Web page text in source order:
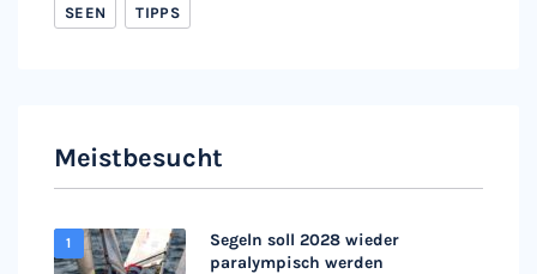
SEEN TIPPS
Meistbesucht
Segeln soll 2028 wieder
paralympisch werden